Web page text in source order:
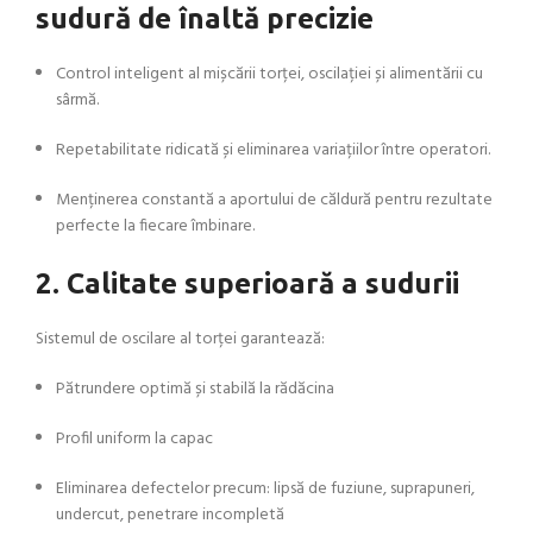
sudură de înaltă precizie
Control inteligent al mișcării torței, oscilației și alimentării cu
sârmă.
Repetabilitate ridicată și eliminarea variațiilor între operatori.
Menținerea constantă a aportului de căldură pentru rezultate
perfecte la fiecare îmbinare.
2. Calitate superioară a sudurii
Sistemul de oscilare al torței garantează:
Pătrundere optimă și stabilă la rădăcina
Profil uniform la capac
Eliminarea defectelor precum: lipsă de fuziune, suprapuneri,
undercut, penetrare incompletă